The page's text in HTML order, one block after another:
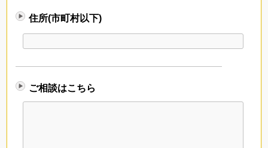
住所(市町村以下)
ご相談はこちら